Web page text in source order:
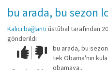
bu arada, bu sezon
Kalıcı bağlantı üstübaltarafından
gönderildi
Çok iyi!O
kadar
bu arada, bu
tek Obama'nın
obamaya..